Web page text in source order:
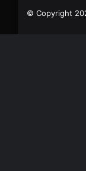
© Copyright